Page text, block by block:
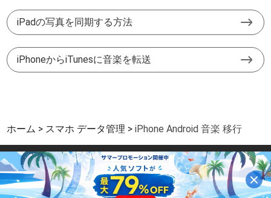
iPadの写真を同期する方法
iPhoneからiTunesに音楽を転送
ホーム スマホ データ管理 iPhone Android 音楽 移行
サイトマップ|サポート プライバシー パートーナー|利用規約と条件
Copyright © 2026 Aiseesoft Studio. All Rights Reserved.